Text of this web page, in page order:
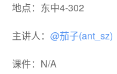
地点：东中4-302
主讲人： @茄子(ant_sz)
课件：N/A